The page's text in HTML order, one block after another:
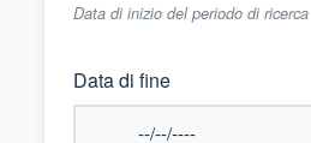
Data di inizio del periodo di ricerca
Data di fine